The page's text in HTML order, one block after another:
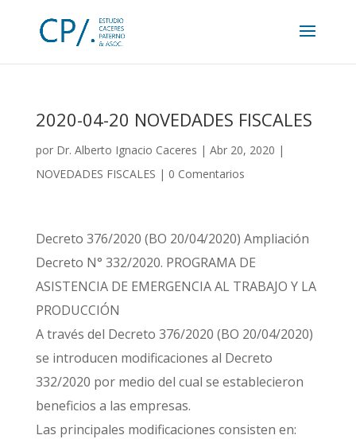
2020-04-20 NOVEDADES FISCALES
por Dr. Alberto Ignacio Caceres | Abr 20, 2020 |
NOVEDADES FISCALES | 0 Comentarios
Decreto 376/2020 (BO 20/04/2020) Ampliación
Decreto N° 332/2020. PROGRAMA DE
ASISTENCIA DE EMERGENCIA AL TRABAJO Y LA
PRODUCCIÓN
A través del Decreto 376/2020 (BO 20/04/2020)
se introducen modificaciones al Decreto
332/2020 por medio del cual se establecieron
beneficios a las empresas.
Las principales modificaciones consisten en: